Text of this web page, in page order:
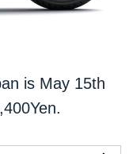
is May 15th